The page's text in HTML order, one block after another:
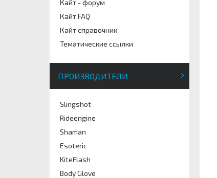
Кайт - форум
Кайт FAQ
Кайт справочник
Тематические ссылки
ПРОИЗВОДИТЕЛИ
Slingshot
Rideengine
Shaman
Esoteric
KiteFlash
Body Glove